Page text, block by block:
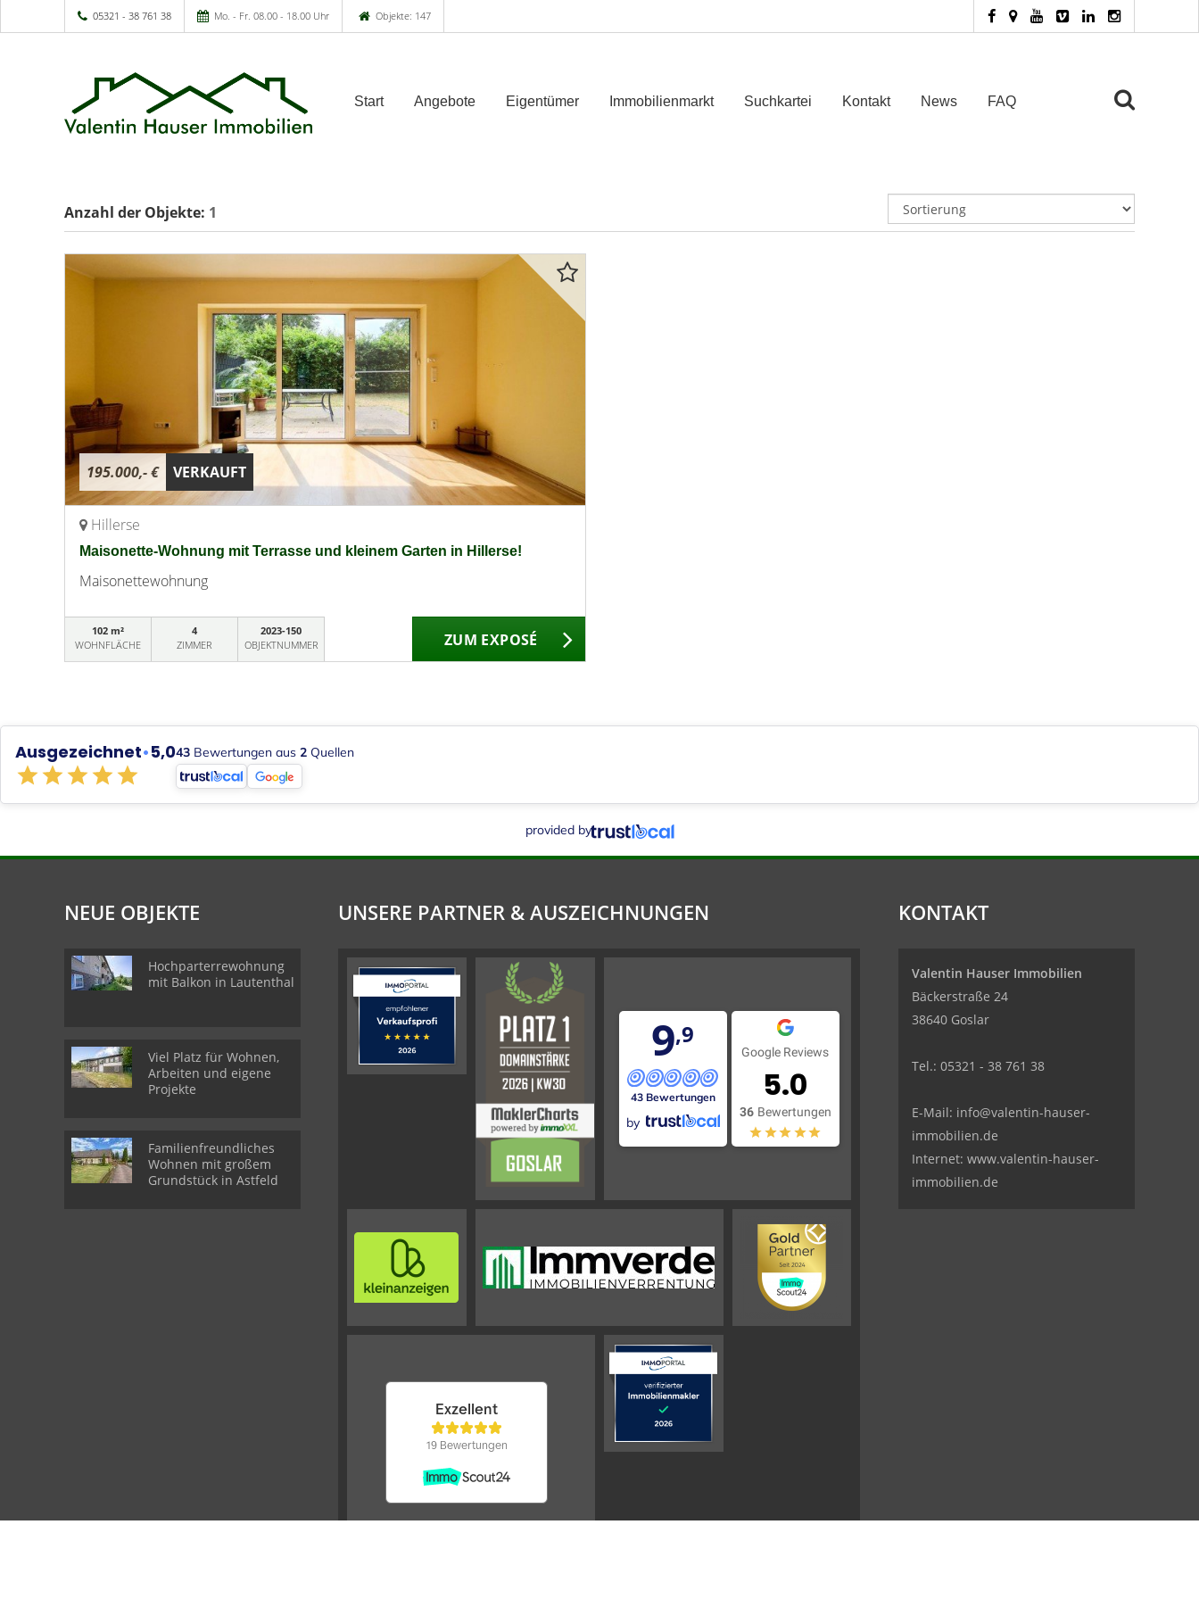
05321 - 38 761 38 Mo. - Fr. 08.00 - 18.00 Uhr Objekte: 147
Start Angebote Eigentümer Immobilienmarkt Suchkartei Kontakt News FAQ
Anzahl der Objekte: 1
195.000,- € VERKAUFT
Hillerse
Maisonette-Wohnung mit Terrasse und kleinem Garten in Hillerse!
Maisonettewohnung
102 m²
WOHNFLÄCHE
4
ZIMMER
2023-150
OBJEKTNUMMER
ZUM EXPOSÉ
Ausgezeichnet•5,043 Bewertungen aus 2 Quellen
provided by
NEUE OBJEKTE
Hochparterrewohnung
mit Balkon in Lautenthal
Viel Platz für Wohnen,
Arbeiten und eigene
Projekte
Familienfreundliches
Wohnen mit großem
Grundstück in Astfeld
UNSERE PARTNER & AUSZEICHNUNGEN
9,9
43 Bewertungen
by
Google Reviews
5.0
36 Bewertungen
KONTAKT
Valentin Hauser Immobilien
Bäckerstraße 24
38640 Goslar
Tel.: 05321 - 38 761 38
E-Mail: info@valentin-hauser-
immobilien.de
Internet: www.valentin-hauser-
immobilien.de